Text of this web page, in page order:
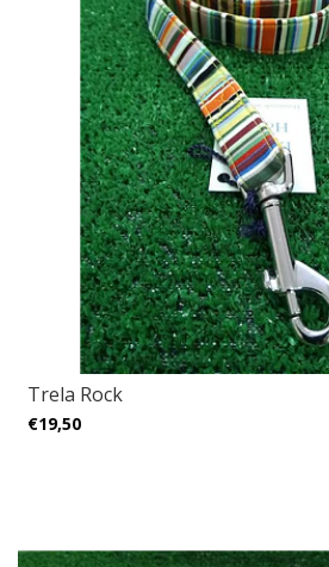
Trela Rock
€19,50